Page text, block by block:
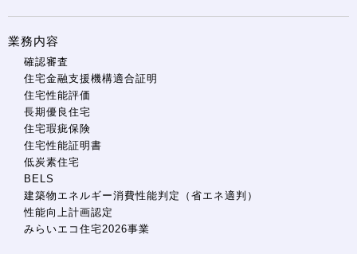
業務内容
確認審査
住宅金融支援機構適合証明
住宅性能評価
長期優良住宅
住宅瑕疵保険
住宅性能証明書
低炭素住宅
BELS
建築物エネルギー消費性能判定（省エネ適判）
性能向上計画認定
みらいエコ住宅2026事業